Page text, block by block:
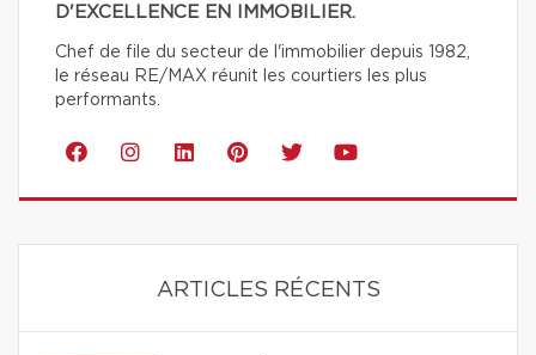
D'EXCELLENCE EN IMMOBILIER.
Chef de file du secteur de l'immobilier depuis 1982,
le réseau RE/MAX réunit les courtiers les plus
performants.
ARTICLES RÉCENTS